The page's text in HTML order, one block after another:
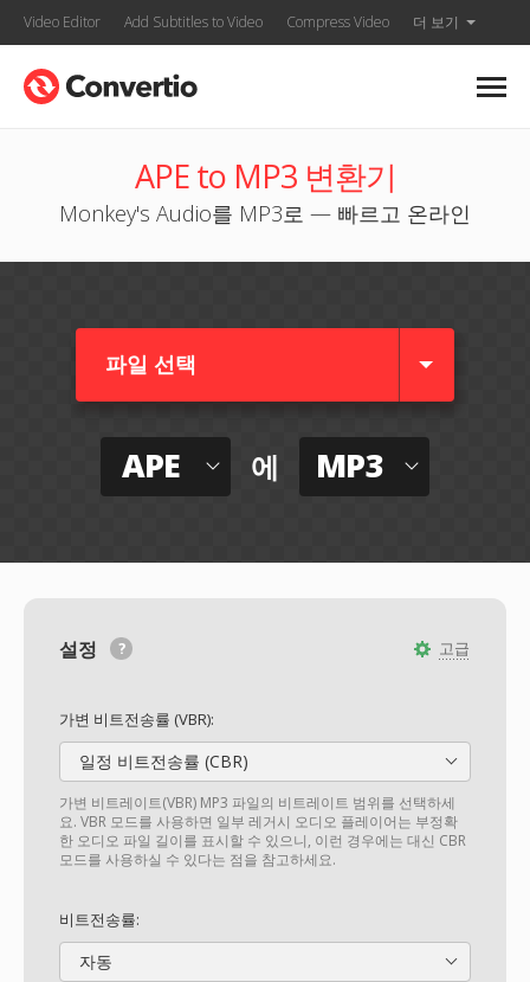
Video Editor Add Subtitles to Video Compress Video 더 보기
APE to MP3 변환기
Monkey's Audio를 MP3로 — 빠르고 온라인
파일 선택
APE 에 MP3
고급
설정
가변 비트전송률 (VBR):
일정 비트전송률 (CBR)
가변 비트레이트(VBR) MP3 파일의 비트레이트 범위를 선택하세
요. VBR 모드를 사용하면 일부 레거시 오디오 플레이어는 부정확
한 오디오 파일 길이를 표시할 수 있으니, 이런 경우에는 대신 CBR
모드를 사용하실 수 있다는 점을 참고하세요.
비트전송률:
자동